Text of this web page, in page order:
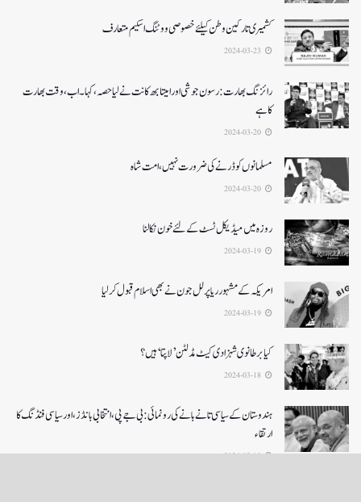
کشمیری تارکین وطن کیلئےخصوصی ووٹنگ اسکیم متعارف
رائزنگ بھارت:رسون جوشی اورامیتابھ کانت نےلیاحصہ، کہا۔ اب،وقت بھارت
کاہے
مسلمانوں کوڈرنےکی ضرورت نہیں، امت شاہ
روزہ میں میڈیکل ٹسٹ کے لئے خون نکالنا
امریکہ کے مشہور ریاپر لل جون نے بھی اسلام قبول کرلیا
کیا برطانوی شہزادی کیٹ مڈلٹن ’لاپتا‘ ہیں؟
ہندوستان کے سیاسی تانے بانے کی رونمائی: بی جے پی، انتخابی بانڈز، اور سیاسی فنڈنگ کا
ارتقاء
2024-03-18